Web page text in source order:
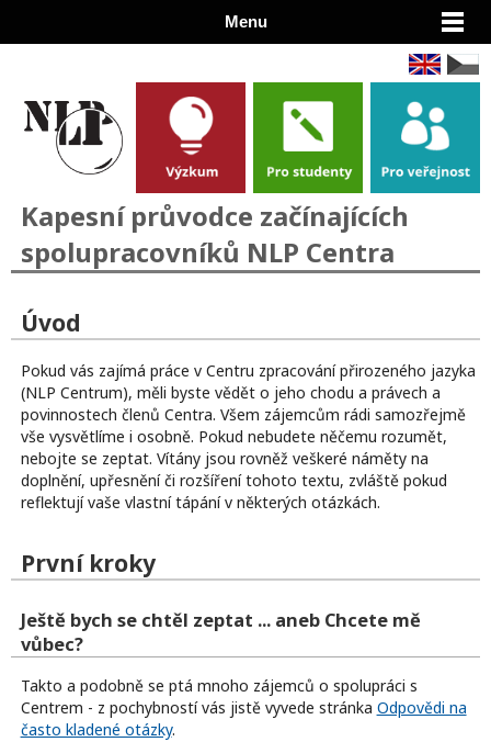
Menu
Kapesní průvodce začínajících
spolupracovníků NLP Centra
Úvod
Pokud vás zajímá práce v Centru zpracování přirozeného jazyka
(NLP Centrum), měli byste vědět o jeho chodu a právech a
povinnostech členů Centra. Všem zájemcům rádi samozřejmě
vše vysvětlíme i osobně. Pokud nebudete něčemu rozumět,
nebojte se zeptat. Vítány jsou rovněž veškeré náměty na
doplnění, upřesnění či rozšíření tohoto textu, zvláště pokud
reflektují vaše vlastní tápání v některých otázkách.
První kroky
Ještě bych se chtěl zeptat ... aneb Chcete mě
vůbec?
Takto a podobně se ptá mnoho zájemců o spolupráci s
Centrem - z pochybností vás jistě vyvede stránka Odpovědi na
často kladené otázky.